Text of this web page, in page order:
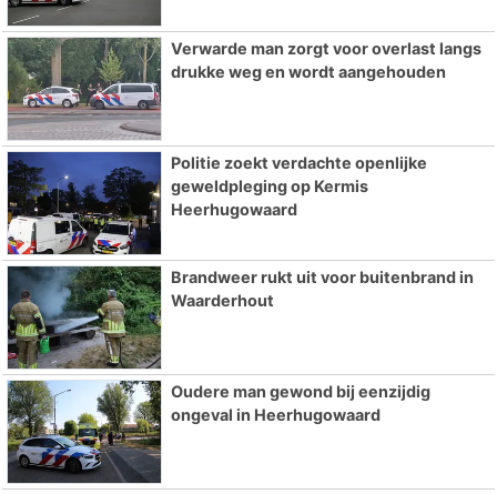
Verwarde man zorgt voor overlast langs
drukke weg en wordt aangehouden
Politie zoekt verdachte openlijke
geweldpleging op Kermis
Heerhugowaard
Brandweer rukt uit voor buitenbrand in
Waarderhout
Oudere man gewond bij eenzijdig
ongeval in Heerhugowaard